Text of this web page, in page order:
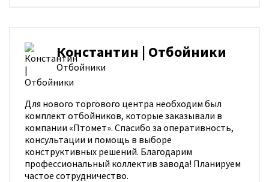
Константин | Отбойники
Отбойники
Для нового торгового центра необходим был
комплект отбойников, которые заказывали в
компании «Птомет». Спасибо за оперативность,
консультации и помощь в выборе
конструктивных решений. Благодарим
профессиональный коллектив завода! Планируем
частое сотрудничество.